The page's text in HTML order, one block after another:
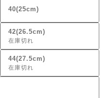
40(25cm)
42(26.5cm)
在庫切れ
44(27.5cm)
在庫切れ